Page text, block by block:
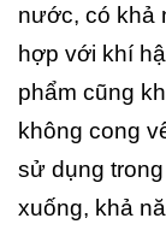
nước, có khả
hợp với khí
phẩm cũng
không cong
sử dụng
xuống, khả